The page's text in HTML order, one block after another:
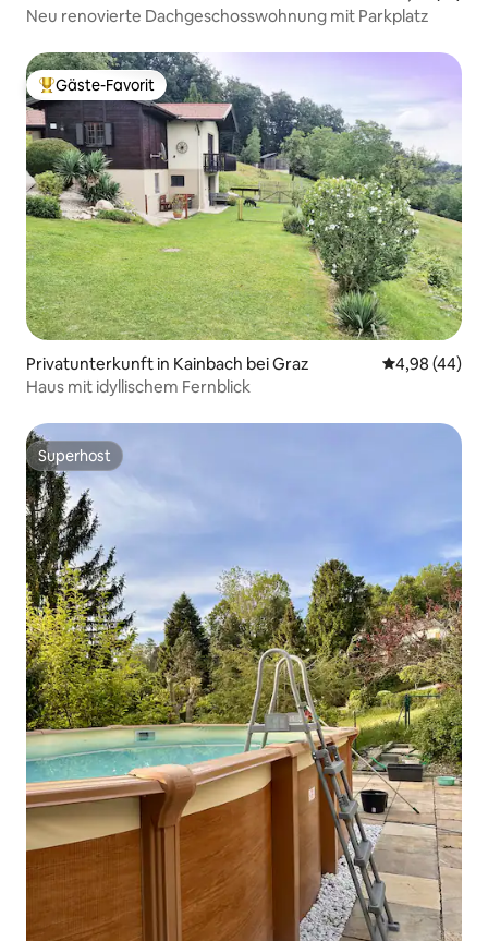
Neu renovierte Dachgeschosswohnung mit Parkplatz
Beliebter Gäste-Favorit.
Gäste-Favorit
Privatunterkunft in Kainbach bei Graz
4,98 (44)
Haus mit idyllischem Fernblick
Superhost
Superhost